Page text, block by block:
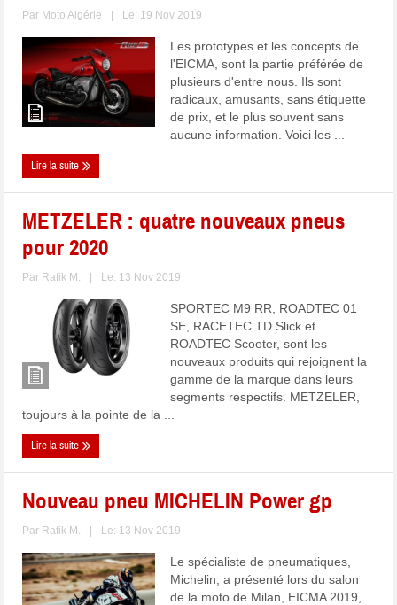
Par Moto Algérie Le: 19 Nov 2019
Les prototypes et les concepts de
l'EICMA, sont la partie préférée de
plusieurs d'entre nous. Ils sont
radicaux, amusants, sans étiquette
de prix, et le plus souvent sans
aucune information. Voici les ...
Lire la suite
METZELER : quatre nouveaux pneus
pour 2020
Par Rafik M. Le: 13 Nov 2019
SPORTEC M9 RR, ROADTEC 01
SE, RACETEC TD Slick et
ROADTEC Scooter, sont les
nouveaux produits qui rejoignent la
gamme de la marque dans leurs
segments respectifs. METZELER,
toujours à la pointe de la ...
Lire la suite
Nouveau pneu MICHELIN Power gp
Par Rafik M. Le: 13 Nov 2019
Le spécialiste de pneumatiques,
Michelin, a présenté lors du salon
de la moto de Milan, EICMA 2019,